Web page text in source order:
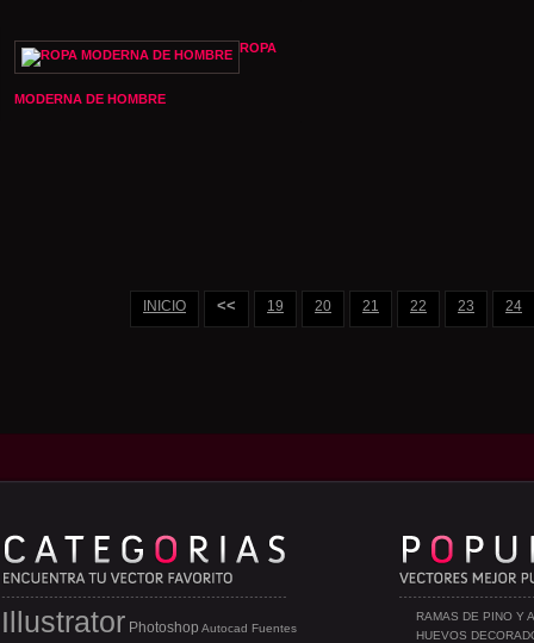
ROPA
MODERNA DE HOMBRE
INICIO << 19 20 21 22 23 24
RAMAS DE PINO Y
HUEVOS
Illustrator Photoshop Autocad Fuentes